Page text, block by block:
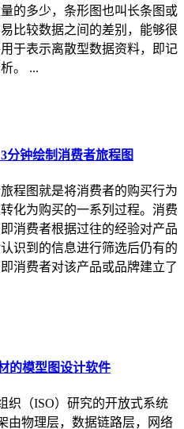
的多少，条形图也叫长条图或
比较数据之间的差别，能够很
于表示离散型数据资料，即记
。 ...
分钟绘制消费者旅程图
程图就是将消费者的购买行为
化为购买的一系列过程。消费
消费者根据过往的经验对产品
识到的信息进行筛选后仍有的
消费者对该产品或品牌建立了
的模型图设计软件
织（ISO）研究的开放式系统
由物理层，数据链路层，网络